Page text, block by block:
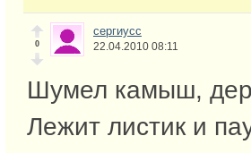
0
сергиусс
22.04.2010 08:11
Шумел камыш,
Лежит листик и